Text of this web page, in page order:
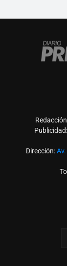
Publicidad:
Dirección: